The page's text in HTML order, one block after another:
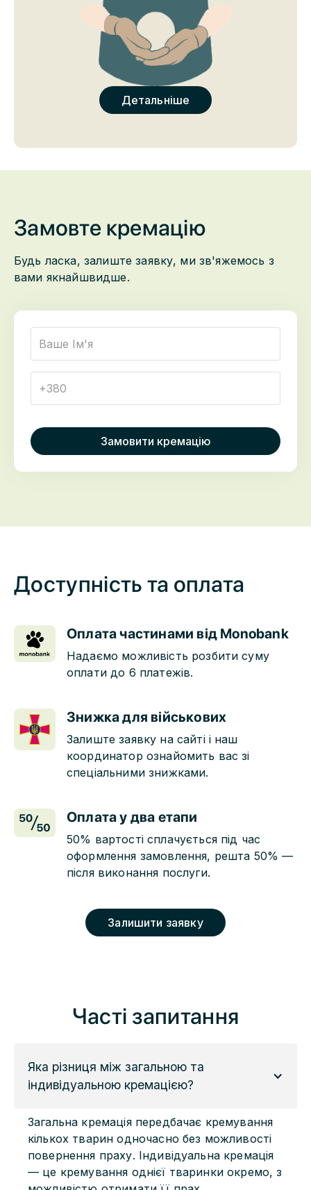
Детальніше
Замовте кремацію
Будь ласка, залиште заявку, ми зв'яжемось з
вами якнайшвидше.
Доступність та оплата
Залишити заявку
Оплата частинами від Monobank
Надаємо можливість розбити суму
оплати до 6 платежів.
Знижка для військових
Залиште заявку на сайті і наш
координатор ознайомить вас зі
спеціальними знижками.
Оплата у два етапи
50% вартості сплачується під час
оформлення замовлення, решта 50% —
після виконання послуги.
Часті запитання
Яка різниця між загальною та
індивідуальною кремацією?
Загальна кремація передбачає кремування
кількох тварин одночасно без можливості
повернення праху. Індивідуальна кремація
— це кремування однієї тваринки окремо, з